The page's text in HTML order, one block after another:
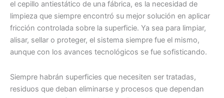
el cepillo antiestático de una fábrica, es la necesidad de
limpieza que siempre encontró su mejor solución en aplicar
fricción controlada sobre la superficie. Ya sea para limpiar,
alisar, sellar o proteger, el sistema siempre fue el mismo,
aunque con los avances tecnológicos se fue sofisticando.
Siempre habrán superficies que necesiten ser tratadas,
residuos que deban eliminarse y procesos que dependan